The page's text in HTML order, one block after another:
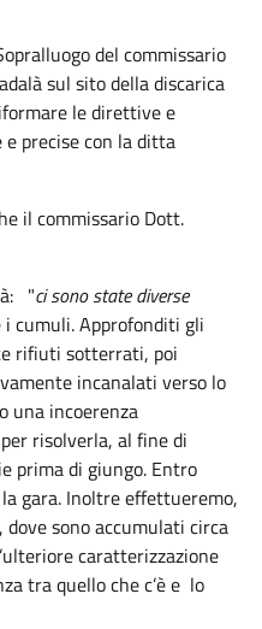
del commissario
sul sito della discarica
le direttive e
precise con la ditta
il commissario Dott.
"ci sono state diverse
cumuli. Approfonditi gli
rifiuti sotterrati, poi
incanalati verso lo
una incoerenza
risolverla, al fine di
prima di giungo. Entro
gara. Inoltre effettueremo,
sono accumulati circa
caratterizzazione
tra quello che c’è e lo